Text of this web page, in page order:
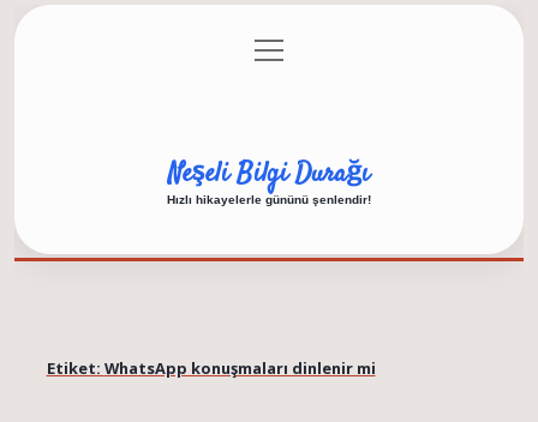
Gizlilik Politikası
menüyü
aç
Neşeli Bilgi Durağı
Hızlı hikayelerle gününü şenlendir!
Etiket: WhatsApp konuşmaları dinlenir mi